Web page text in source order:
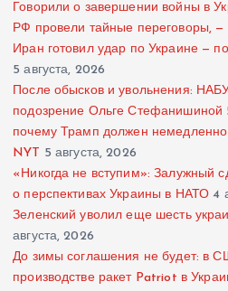
Говорили о завершении войны в
РФ провели тайные переговоры,
Иран готовил удар по Украине —
5 августа, 2026
После обысков и увольнения:
подозрение Ольге Стефанишиной
почему Трамп должен немедленно
NYT 5 августа, 2026
«Никогда не вступим»: Залужный
о перспективах Украины в НАТО 4
Зеленский уволил еще шесть
августа, 2026
До зимы соглашения не будет: в
производстве ракет Patriot в